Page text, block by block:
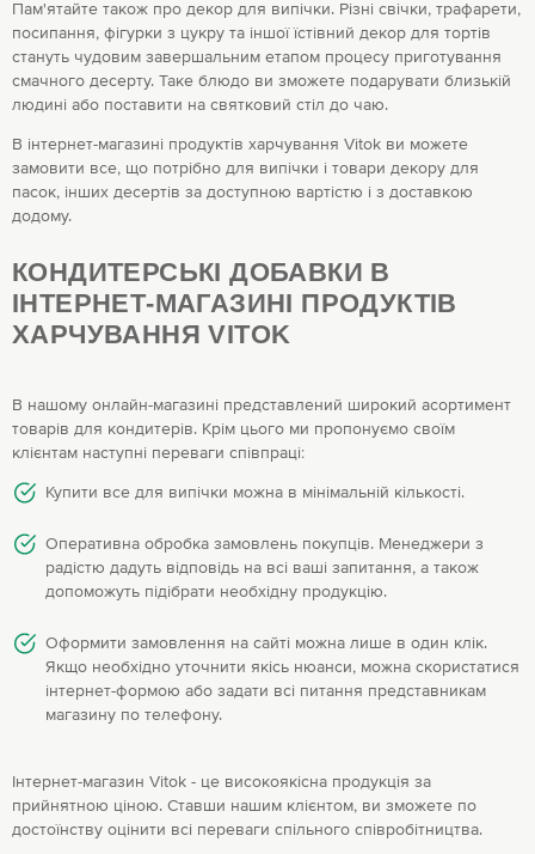
Пам'ятайте також про декор для випічки. Різні свічки, трафарети,
посипання, фігурки з цукру та іншої їстівний декор для тортів
стануть чудовим завершальним етапом процесу приготування
смачного десерту. Таке блюдо ви зможете подарувати близькій
людині або поставити на святковий стіл до чаю.
В інтернет-магазині продуктів харчування Vitok ви можете
замовити все, що потрібно для випічки і товари декору для
пасок, інших десертів за доступною вартістю і з доставкою
додому.
КОНДИТЕРСЬКІ ДОБАВКИ В
ІНТЕРНЕТ-МАГАЗИНІ ПРОДУКТІВ
ХАРЧУВАННЯ VITOK
В нашому онлайн-магазині представлений широкий асортимент
товарів для кондитерів. Крім цього ми пропонуємо своїм
клієнтам наступні переваги співпраці:
Купити все для випічки можна в мінімальній кількості.
Оперативна обробка замовлень покупців. Менеджери з
радістю дадуть відповідь на всі ваші запитання, а також
допоможуть підібрати необхідну продукцію.
Оформити замовлення на сайті можна лише в один клік.
Якщо необхідно уточнити якісь нюанси, можна скористатися
інтернет-формою або задати всі питання представникам
магазину по телефону.
Інтернет-магазин Vitok - це високоякісна продукція за
прийнятною ціною. Ставши нашим клієнтом, ви зможете по
достоїнству оцінити всі переваги спільного співробітництва.